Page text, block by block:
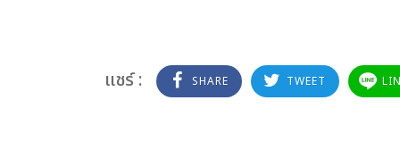
แชร์ : SHARE TWEET